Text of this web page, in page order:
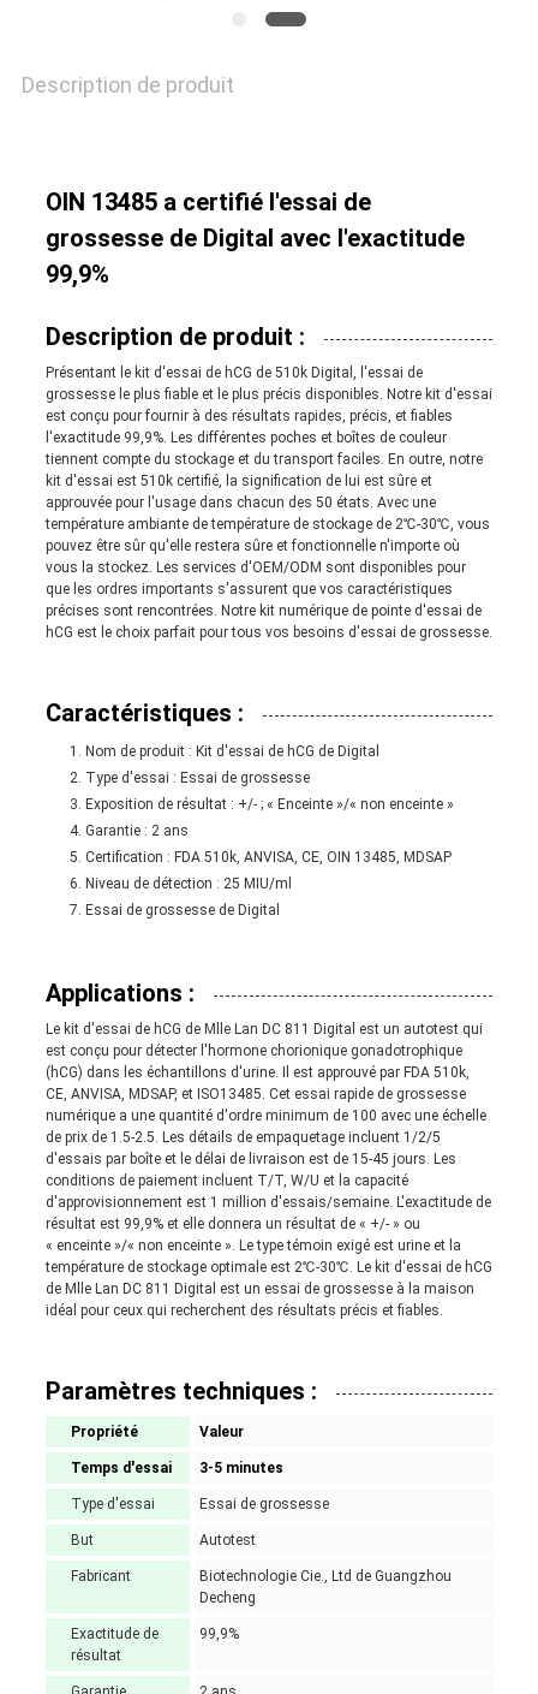
Description de produit
OIN 13485 a certifié l'essai de
grossesse de Digital avec l'exactitude
99,9%
Description de produit :
Présentant le kit d'essai de hCG de 510k Digital, l'essai de
grossesse le plus fiable et le plus précis disponibles. Notre kit d'essai
est conçu pour fournir à des résultats rapides, précis, et fiables
l'exactitude 99,9%. Les différentes poches et boîtes de couleur
tiennent compte du stockage et du transport faciles. En outre, notre
kit d'essai est 510k certifié, la signification de lui est sûre et
approuvée pour l'usage dans chacun des 50 états. Avec une
température ambiante de température de stockage de 2℃-30℃, vous
pouvez être sûr qu'elle restera sûre et fonctionnelle n'importe où
vous la stockez. Les services d'OEM/ODM sont disponibles pour
que les ordres importants s'assurent que vos caractéristiques
précises sont rencontrées. Notre kit numérique de pointe d'essai de
hCG est le choix parfait pour tous vos besoins d'essai de grossesse.
Caractéristiques :
Nom de produit : Kit d'essai de hCG de Digital
Type d'essai : Essai de grossesse
Exposition de résultat : +/- ; « Enceinte »/« non enceinte »
Garantie : 2 ans
Certification : FDA 510k, ANVISA, CE, OIN 13485, MDSAP
Niveau de détection : 25 MIU/ml
Essai de grossesse de Digital
Applications :
Le kit d'essai de hCG de Mlle Lan DC 811 Digital est un autotest qui
est conçu pour détecter l'hormone chorionique gonadotrophique
(hCG) dans les échantillons d'urine. Il est approuvé par FDA 510k,
CE, ANVISA, MDSAP, et ISO13485. Cet essai rapide de grossesse
numérique a une quantité d'ordre minimum de 100 avec une échelle
de prix de 1.5-2.5. Les détails de empaquetage incluent 1/2/5
d'essais par boîte et le délai de livraison est de 15-45 jours. Les
conditions de paiement incluent T/T, W/U et la capacité
d'approvisionnement est 1 million d'essais/semaine. L'exactitude de
résultat est 99,9% et elle donnera un résultat de « +/- » ou
« enceinte »/« non enceinte ». Le type témoin exigé est urine et la
température de stockage optimale est 2℃-30℃. Le kit d'essai de hCG
de Mlle Lan DC 811 Digital est un essai de grossesse à la maison
idéal pour ceux qui recherchent des résultats précis et fiables.
Paramètres techniques :
Propriété Valeur
Temps d'essai 3-5 minutes
Type d'essai Essai de grossesse
But Autotest
Fabricant
Biotechnologie Cie., Ltd de Guangzhou
Decheng
Exactitude de
résultat
99,9%